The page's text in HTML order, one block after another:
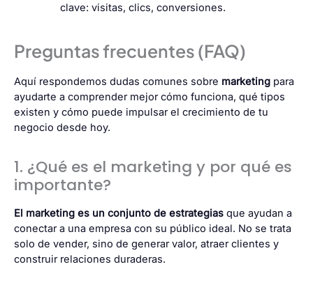
clave: visitas, clics, conversiones.
Preguntas frecuentes (FAQ)
Aquí respondemos dudas comunes sobre marketing para
ayudarte a comprender mejor cómo funciona, qué tipos
existen y cómo puede impulsar el crecimiento de tu
negocio desde hoy.
1. ¿Qué es el marketing y por qué es
importante?
El marketing es un conjunto de estrategias que ayudan a
conectar a una empresa con su público ideal. No se trata
solo de vender, sino de generar valor, atraer clientes y
construir relaciones duraderas.